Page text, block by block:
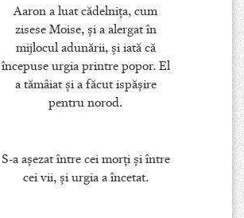
Aaron a luat cădelniţa, cum
zisese Moise, şi a alergat în
mijlocul adunării, şi iată că
începuse urgia printre popor. El
a tămâiat şi a făcut ispăşire
pentru norod.
S-a aşezat între cei morţi şi între
cei vii, şi urgia a încetat.